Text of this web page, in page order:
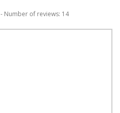
- Number of reviews: 14